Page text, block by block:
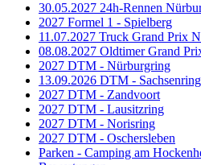
30.05.2027 24h-Rennen
2027 Formel 1 - Spielberg
11.07.2027 Truck Grand Prix
08.08.2027 Oldtimer Grand
2027 DTM - Nürburgring
13.09.2026 DTM - Sachsenring
2027 DTM - Zandvoort
2027 DTM - Lausitzring
2027 DTM - Norisring
2027 DTM - Oschersleben
Parken - Camping am